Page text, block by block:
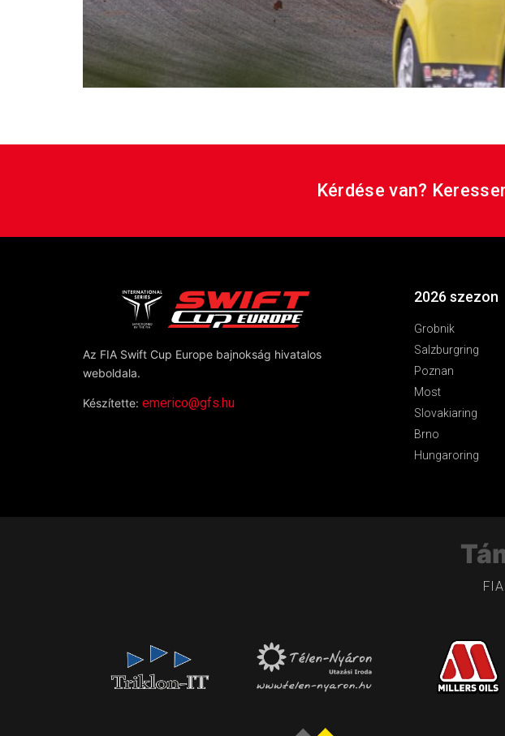
Kérdése van?
Az FIA Swift Cup Europe bajnokság hivatalos
weboldala.
Készítette: emerico@gfs.hu
2026 szezon
Grobnik
Salzburgring
Poznan
Most
Slovakiaring
Brno
Hungaroring